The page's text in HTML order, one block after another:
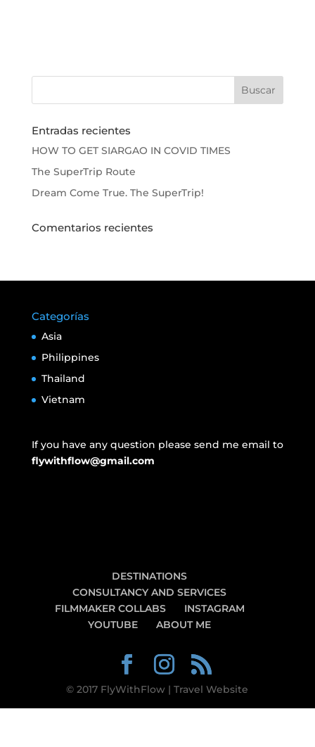
Entradas recientes
HOW TO GET SIARGAO IN COVID TIMES
The SuperTrip Route
Dream Come True. The SuperTrip!
Comentarios recientes
Categorías
Asia
Philippines
Thailand
Vietnam
If you have any question please send me email to
flywithflow@gmail.com
DESTINATIONS
CONSULTANCY AND SERVICES
FILMMAKER COLLABS
INSTAGRAM
YOUTUBE
ABOUT ME
© 2017 FlyWithFlow | Travel Website